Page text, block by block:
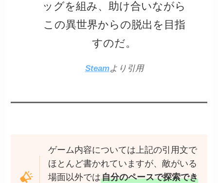
ッグを組み、助け合いながら
この異世界からの脱出を目指
すのだ。
Steamより引用
ゲーム内容については上記の引用文で
ほとんど書かれていますが、敵がいる
場面以外では自分のペースで探索でき